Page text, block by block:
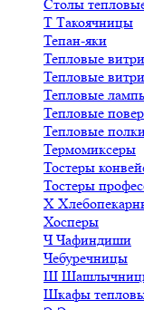
Столы
Т Такоячницы
Тепан-яки
Тепловые
Тепловые
Тепловые
Тепловые
Тепловые
Термомиксеры
Тостеры
Тостеры
Х
Хосперы
ЧЧафиндиши
Чебуречницы
Ш
Шкафы